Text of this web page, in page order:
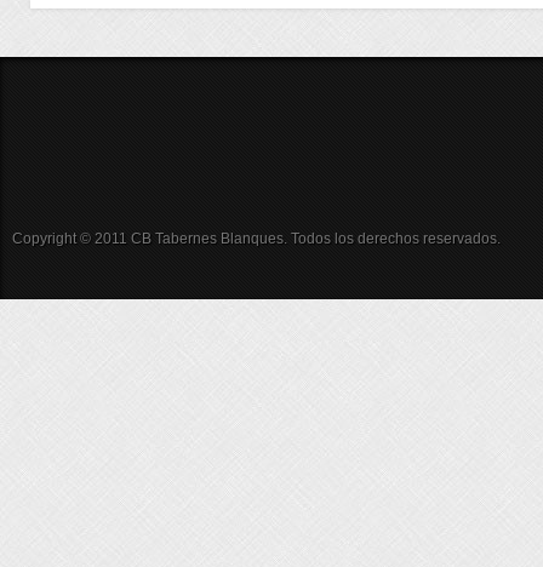
Copyright © 2011 CB Tabernes Blanques. Todos los derechos reservados.